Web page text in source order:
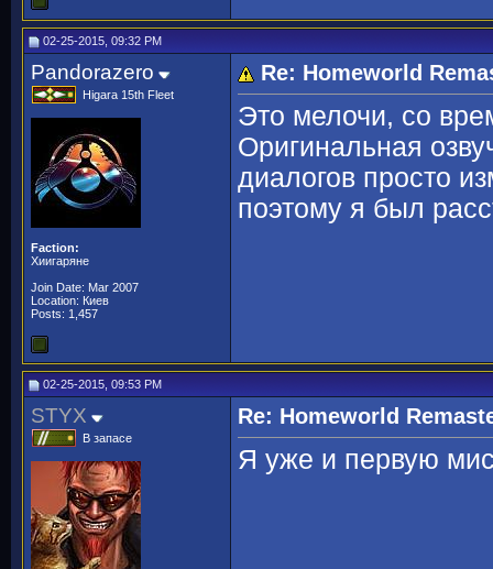
02-25-2015, 09:32 PM
Pandorazero
Higara 15th Fleet
Faction:
Хиигаряне
Join Date: Mar 2007
Location: Киев
Posts: 1,457
Re: Homeworld
Это мелочи, со
Оригинальная
диалогов просто
поэтому я был
02-25-2015, 09:53 PM
STYX
В запасе
Re: Homeworld
Я уже и первую